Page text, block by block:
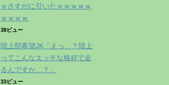
ｗさすがに引いたｗｗｗｗｗ
ｗｗｗｗ
38ビュー
陸上部希望JK「えっ…？陸上
ってこんなエッチな格好で走
るんですか…？」
33ビュー